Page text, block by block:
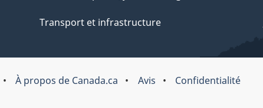
Transport et infrastructure
À propos de Canada.ca Avis Confidentialité